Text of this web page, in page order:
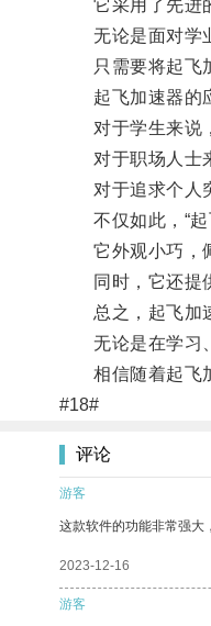
它采用了先进的
无论是面对学业
只需要将起飞加
起飞加速器的应
对于学生来说，
对于职场人士来
对于追求个人突
不仅如此，“起
它外观小巧，佩
同时，它还提供
总之，起飞加速
无论是在学习、
相信随着起飞加
#18#
评论
游客
这款软件的功能非常强大
2023-12-16
游客